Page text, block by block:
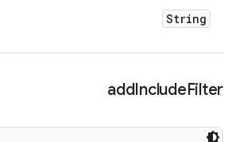
String
addIncludeFilter